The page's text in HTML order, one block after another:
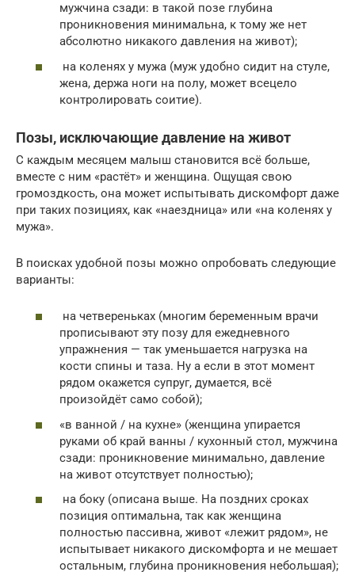
мужчина сзади: в такой позе глубина
проникновения минимальна, к тому же нет
абсолютно никакого давления на живот);
на коленях у мужа (муж удобно сидит на стуле,
жена, держа ноги на полу, может всецело
контролировать соитие).
Позы, исключающие давление на живот
С каждым месяцем малыш становится всё больше,
вместе с ним «растёт» и женщина. Ощущая свою
громоздкость, она может испытывать дискомфорт даже
при таких позициях, как «наездница» или «на коленях у
мужа».
В поисках удобной позы можно опробовать следующие
варианты:
на четвереньках (многим беременным врачи
прописывают эту позу для ежедневного
упражнения — так уменьшается нагрузка на
кости спины и таза. Ну а если в этот момент
рядом окажется супруг, думается, всё
произойдёт само собой);
«в ванной / на кухне» (женщина упирается
руками об край ванны / кухонный стол, мужчина
сзади: проникновение минимально, давление
на живот отсутствует полностью);
на боку (описана выше. На поздних сроках
позиция оптимальна, так как женщина
полностью пассивна, живот «лежит рядом», не
испытывает никакого дискомфорта и не мешает
остальным, глубина проникновения небольшая);